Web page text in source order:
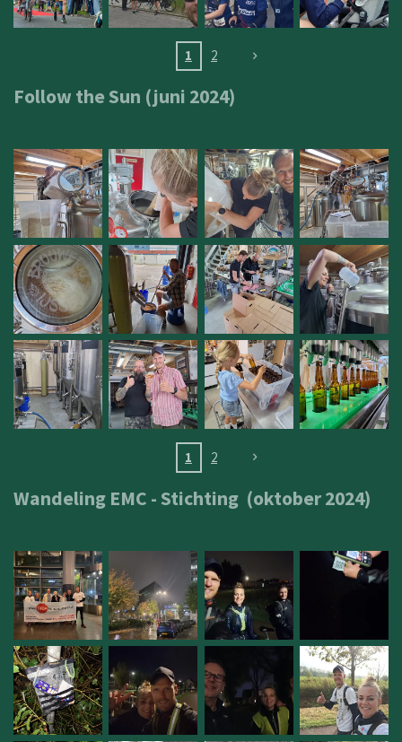
1 2
Follow the Sun (juni 2024)
1 2
Wandeling EMC - Stichting (oktober 2024)